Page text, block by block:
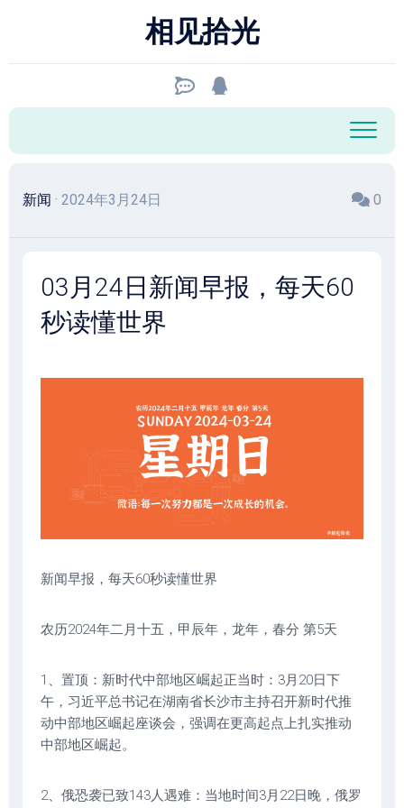
相见拾光
新闻 · 2024年3月24日 0
03月24日新闻早报，每天60
秒读懂世界
新闻早报，每天60秒读懂世界
农历2024年二月十五，甲辰年，龙年，春分 第5天
1、置顶：新时代中部地区崛起正当时：3月20日下
午，习近平总书记在湖南省长沙市主持召开新时代推
动中部地区崛起座谈会，强调在更高起点上扎实推动
中部地区崛起。
2、俄恐袭已致143人遇难：当地时间3月22日晚，俄罗